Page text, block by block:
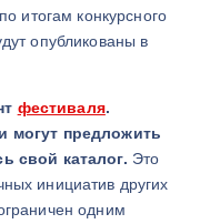
итогам конкурсного
опубликованы в
фестиваля.
могут предложить
свой каталог. Это
инициатив других
одним